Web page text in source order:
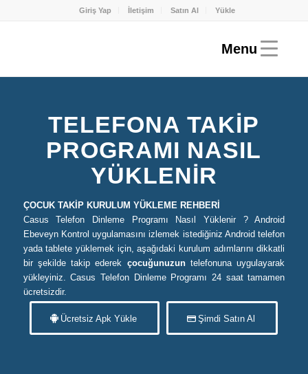
Giriş Yap İletişim Satın Al Yükle
TELEFONA TAKIP
PROGRAMI NASIL
YÜKLENIR
ÇOCUK TAKİP KURULUM YÜKLEME REHBERİ
Casus Telefon Dinleme Programı Nasıl Yüklenir ? Android
Ebeveyn Kontrol uygulamasını izlemek istediğiniz Android telefon
yada tablete yüklemek için, aşağıdaki kurulum adımlarını dikkatli
bir şekilde takip ederek çocuğunuzuntelefonuna uygulayarak
yükleyiniz. Casus Telefon Dinleme Programı 24 saat tamamen
ücretsizdir.
Ücretsiz Apk Yükle Şimdi Satın Al